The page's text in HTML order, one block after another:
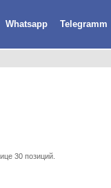
Whatsapp Telegramm
30 позиций.